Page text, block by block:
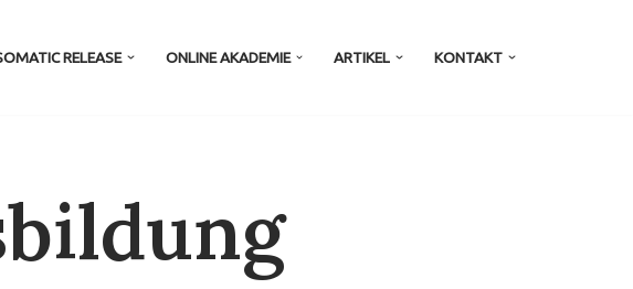
RELEASE ONLINE AKADEMIE ARTIKEL KONTAKT